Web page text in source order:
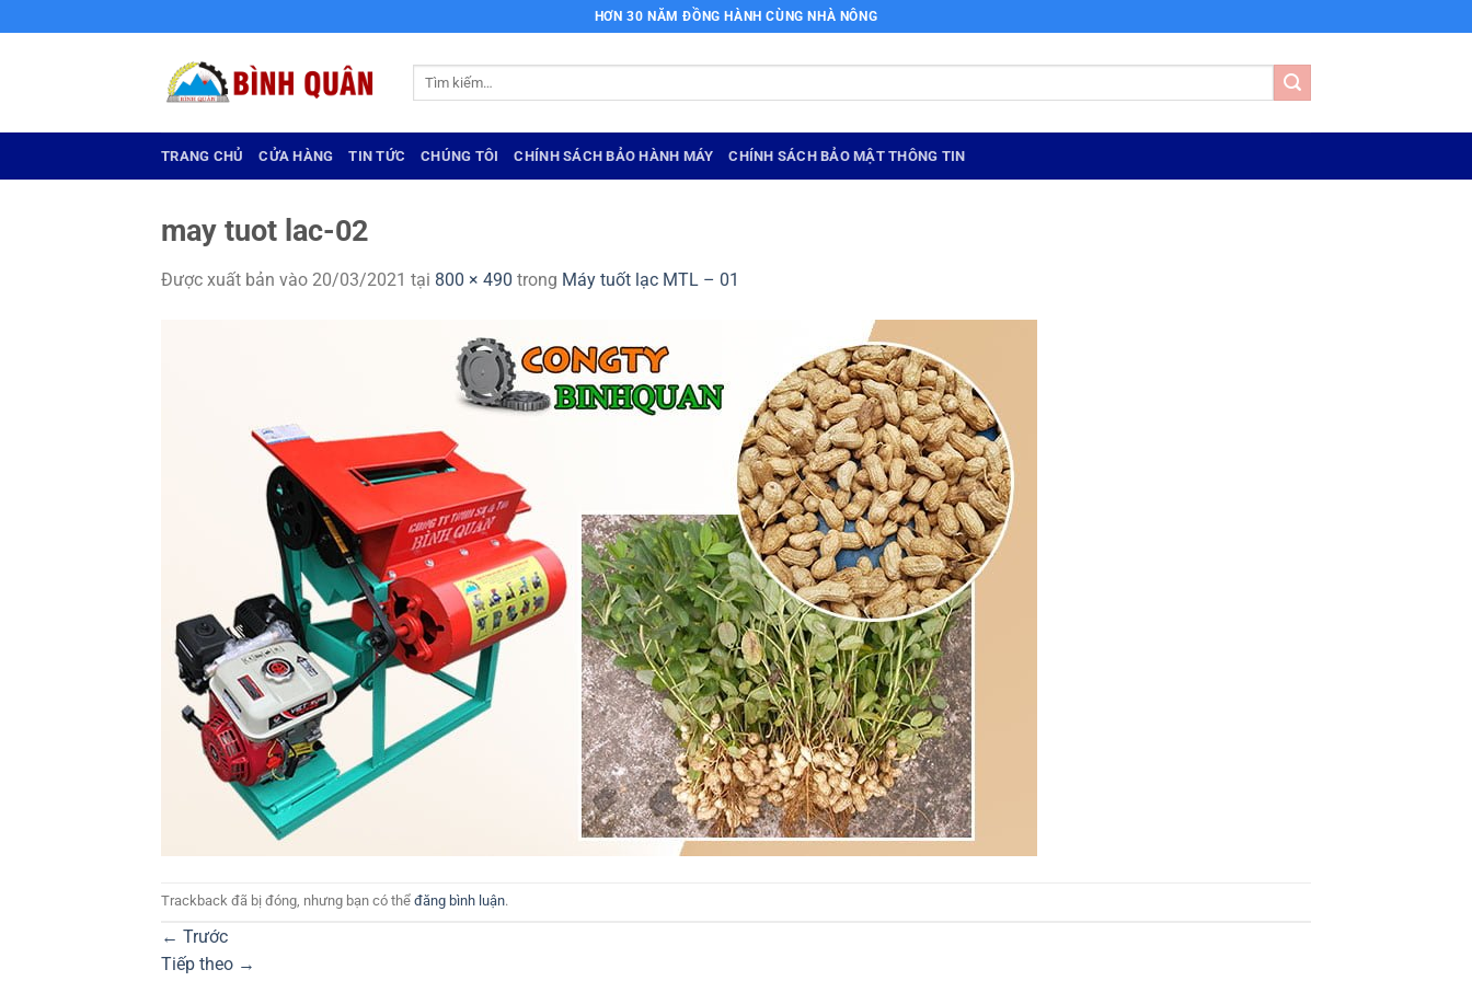
qua
HƠN 30 NĂM ĐỒNG HÀNH CÙNG NHÀ NÔNG
TRANG CHỦ CỬA HÀNG TIN TỨC CHÚNG TÔI CHÍNH SÁCH BẢO HÀNH MÁY CHÍNH SÁCH BẢO MẬT THÔNG TIN
may tuot lac-02
Được xuất bản vào 20/03/2021 tại 800 × 490 trong Máy tuốt lạc MTL – 01
Trackback đã bị đóng, nhưng bạn có thể đăng bình luận.
← Trước
Tiếp theo →